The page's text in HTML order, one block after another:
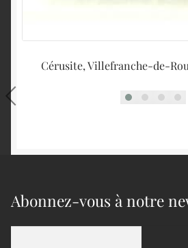
Cérusite, Villefranche-de-
Abonnez-vous à notre